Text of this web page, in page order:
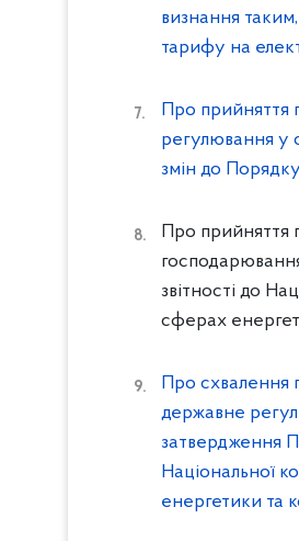
визнання
тарифу на
Про прийняття
регулювання у
змін до
Про прийняття
звітності до
сферах
Про схвалення
державне
затвердження
Національної
енергетики та